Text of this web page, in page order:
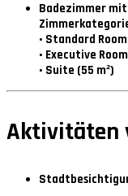
Badezimmer
• Standard Room
• Executive Room
• Suite (55 m²)
Aktivitäten